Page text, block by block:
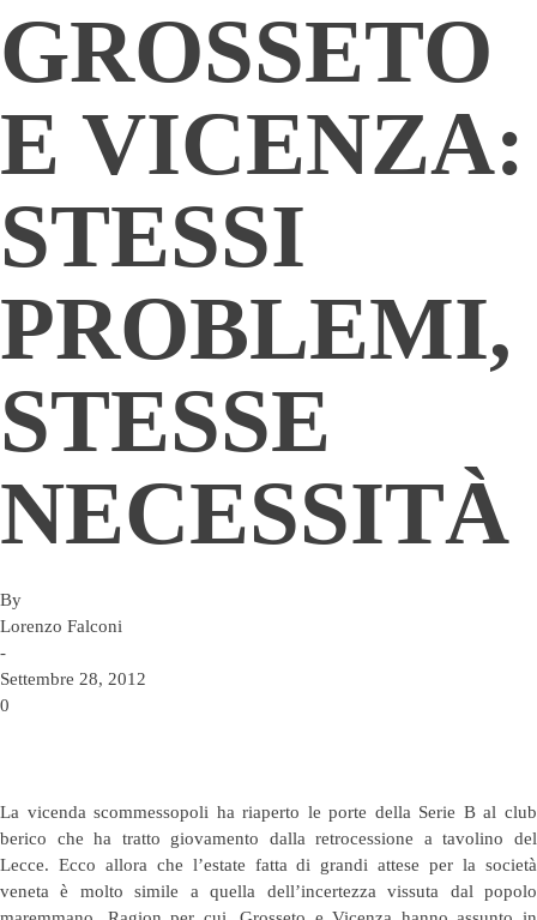
GROSSETO
E VICENZA:
STESSI
PROBLEMI,
STESSE
NECESSITÀ
By
Lorenzo Falconi
-
Settembre 28, 2012
0
La vicenda scommessopoli ha riaperto le porte della Serie B al club
berico che ha tratto giovamento dalla retrocessione a tavolino del
Lecce. Ecco allora che l’estate fatta di grandi attese per la società
veneta è molto simile a quella dell’incertezza vissuta dal popolo